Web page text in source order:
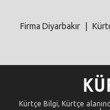
Firma Diyarbakır
Kürtçe Bilgi, Kürtçe